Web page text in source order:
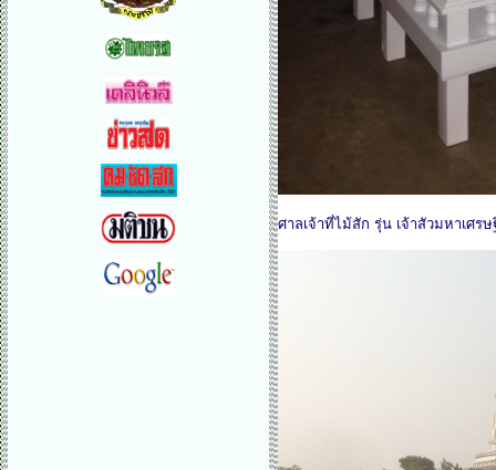
ศาลเจ้าที่ไม้สัก รุ่น เจ้าสัวมหาเศ